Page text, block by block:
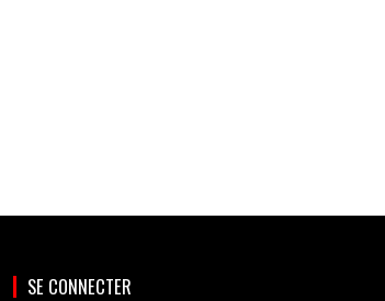
SE CONNECTER